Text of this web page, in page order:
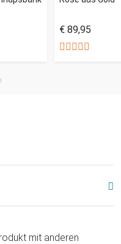
bereiten und zeigen, wie
€ 89,95
mit anderen